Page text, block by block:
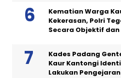
Kematian Warga
Kekerasan, Polri
Secara Objektif
Kades Padang
Kaur Kantongi
Lakukan Pengejaran